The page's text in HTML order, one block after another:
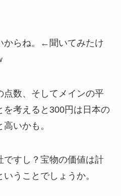
からね。←聞いてみたけ
点数、そしてメインの平
を考えると300円は日本の
いかも。
ですし？宝物の価値は計
うことでしょうか。